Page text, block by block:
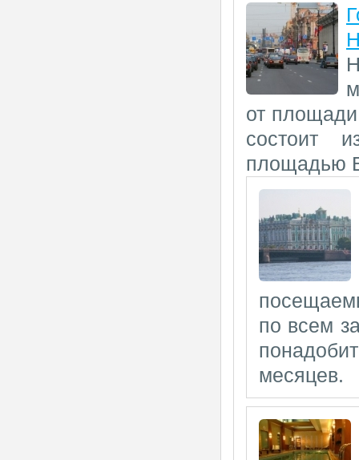
от
состоит
площадью
по всем
месяцев.